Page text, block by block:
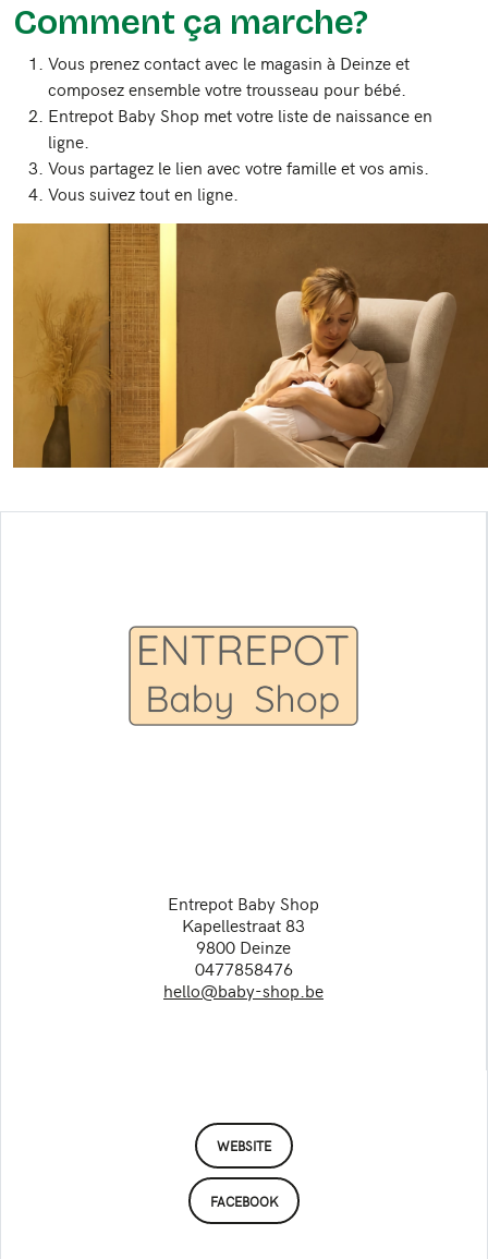
Comment ça marche?
Vous prenez contact avec le magasin à Deinze et
composez ensemble votre trousseau pour bébé.
Entrepot Baby Shop met votre liste de naissance en
ligne.
Vous partagez le lien avec votre famille et vos amis.
Vous suivez tout en ligne.
Entrepot Baby Shop
Kapellestraat 83
9800 Deinze
0477858476
hello@baby-shop.be
WEBSITE
FACEBOOK